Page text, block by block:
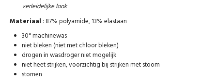
verleidelijke look
Materiaal : 87% polyamide, 13% elastaan
30° machinewas
niet bleken (niet met chloor bleken)
drogen in wasdroger niet mogelijk
niet heet strijken, voorzichtig bij strijken met stoom
stomen